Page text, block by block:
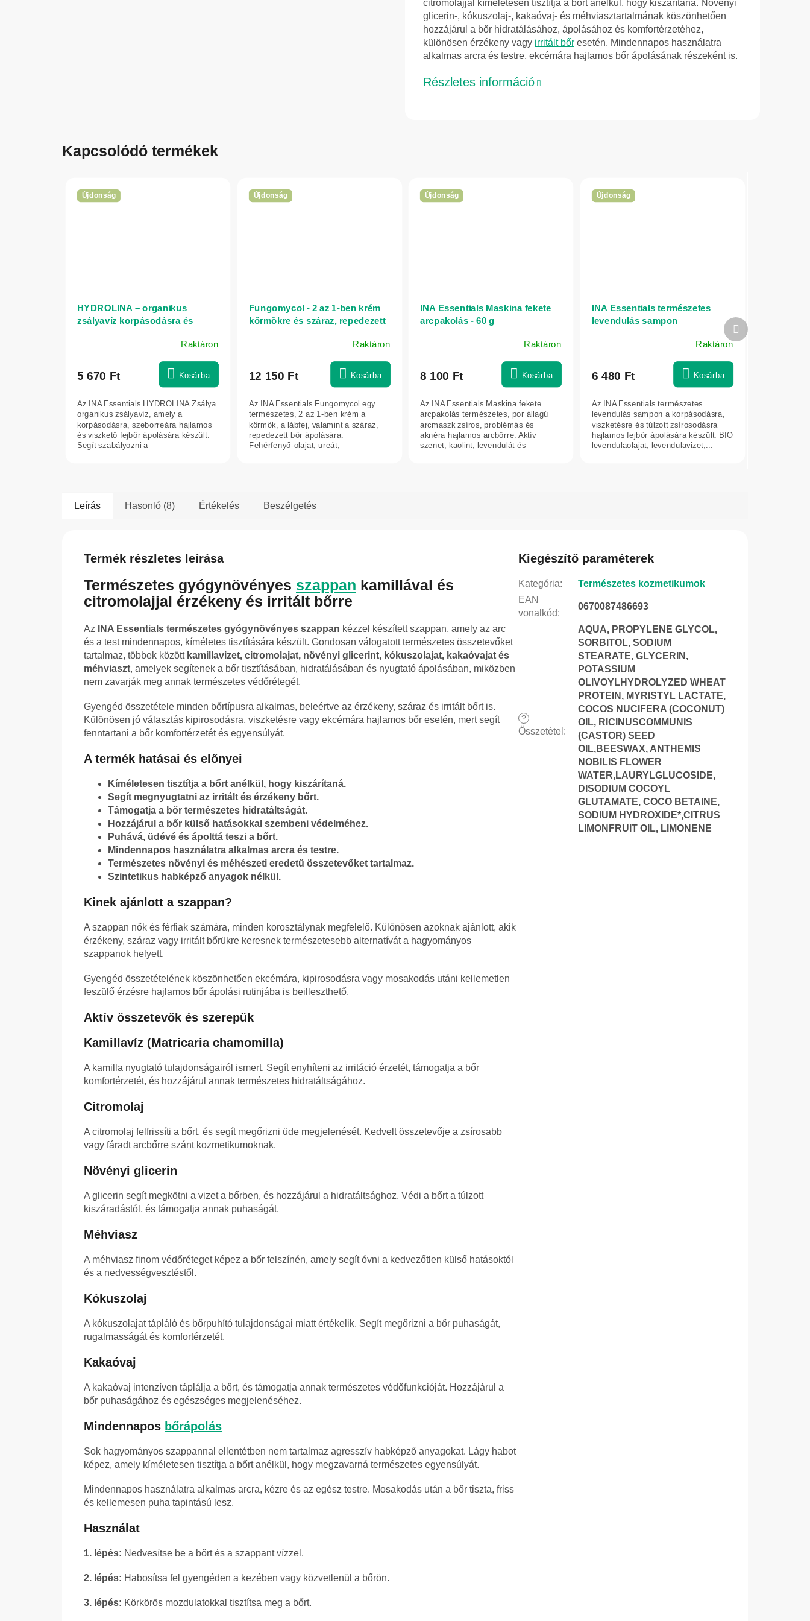
citromolajjal kíméletesen tisztítja a bőrt anélkül, hogy kiszárítaná. Növényi
glicerin-, kókuszolaj-, kakaóvaj- és méhviasztartalmának köszönhetően
hozzájárul a bőr hidratálásához, ápolásához és komfortérzetéhez,
különösen érzékeny vagy irritált bőr esetén. Mindennapos használatra
alkalmas arcra és testre, ekcémára hajlamos bőr ápolásának részeként is.
Részletes információ
Kapcsolódó termékek
Újdonság
HYDROLINA – organikus
zsályavíz korpásodásra és
Raktáron
5 670 Ft Kosárba
Az INA Essentials HYDROLINA Zsálya
organikus zsályavíz, amely a
korpásodásra, szeborreára hajlamos
és viszkető fejbőr ápolására készült.
Segít szabályozni a
Újdonság
Fungomycol - 2 az 1-ben krém
körmökre és száraz, repedezett
Raktáron
12 150 Ft Kosárba
Az INA Essentials Fungomycol egy
természetes, 2 az 1-ben krém a
körmök, a lábfej, valamint a száraz,
repedezett bőr ápolására.
Fehérfenyő-olajat, ureát,
Újdonság
INA Essentials Maskina fekete
arcpakolás - 60 g
Raktáron
8 100 Ft Kosárba
Az INA Essentials Maskina fekete
arcpakolás természetes, por állagú
arcmaszk zsíros, problémás és
aknéra hajlamos arcbőrre. Aktív
szenet, kaolint, levendulát és
Újdonság
INA Essentials természetes
levendulás sampon
Raktáron
6 480 Ft Kosárba
Az INA Essentials természetes
levendulás sampon a korpásodásra,
viszketésre és túlzott zsírosodásra
hajlamos fejbőr ápolására készült. BIO
levendulaolajat, levendulavizet,...
Következő
termék
Leírás Hasonló (8) Értékelés Beszélgetés
Termék részletes leírása
Természetes gyógynövényes szappan kamillával és
citromolajjal érzékeny és irritált bőrre
Az INA Essentials természetes gyógynövényes szappan kézzel készített szappan, amely az arc
és a test mindennapos, kíméletes tisztítására készült. Gondosan válogatott természetes összetevőket
tartalmaz, többek között kamillavizet, citromolajat, növényi glicerint, kókuszolajat, kakaóvajat és
méhviaszt, amelyek segítenek a bőr tisztításában, hidratálásában és nyugtató ápolásában, miközben
nem zavarják meg annak természetes védőrétegét.
Gyengéd összetétele minden bőrtípusra alkalmas, beleértve az érzékeny, száraz és irritált bőrt is.
Különösen jó választás kipirosodásra, viszketésre vagy ekcémára hajlamos bőr esetén, mert segít
fenntartani a bőr komfortérzetét és egyensúlyát.
A termék hatásai és előnyei
Kíméletesen tisztítja a bőrt anélkül, hogy kiszárítaná.
Segít megnyugtatni az irritált és érzékeny bőrt.
Támogatja a bőr természetes hidratáltságát.
Hozzájárul a bőr külső hatásokkal szembeni védelméhez.
Puhává, üdévé és ápolttá teszi a bőrt.
Mindennapos használatra alkalmas arcra és testre.
Természetes növényi és méhészeti eredetű összetevőket tartalmaz.
Szintetikus habképző anyagok nélkül.
Kinek ajánlott a szappan?
A szappan nők és férfiak számára, minden korosztálynak megfelelő. Különösen azoknak ajánlott, akik
érzékeny, száraz vagy irritált bőrükre keresnek természetesebb alternatívát a hagyományos
szappanok helyett.
Gyengéd összetételének köszönhetően ekcémára, kipirosodásra vagy mosakodás utáni kellemetlen
feszülő érzésre hajlamos bőr ápolási rutinjába is beilleszthető.
Aktív összetevők és szerepük
Kamillavíz (Matricaria chamomilla)
A kamilla nyugtató tulajdonságairól ismert. Segít enyhíteni az irritáció érzetét, támogatja a bőr
komfortérzetét, és hozzájárul annak természetes hidratáltságához.
Citromolaj
A citromolaj felfrissíti a bőrt, és segít megőrizni üde megjelenését. Kedvelt összetevője a zsírosabb
vagy fáradt arcbőrre szánt kozmetikumoknak.
Növényi glicerin
A glicerin segít megkötni a vizet a bőrben, és hozzájárul a hidratáltsághoz. Védi a bőrt a túlzott
kiszáradástól, és támogatja annak puhaságát.
Méhviasz
A méhviasz finom védőréteget képez a bőr felszínén, amely segít óvni a kedvezőtlen külső hatásoktól
és a nedvességvesztéstől.
Kókuszolaj
A kókuszolajat tápláló és bőrpuhító tulajdonságai miatt értékelik. Segít megőrizni a bőr puhaságát,
rugalmasságát és komfortérzetét.
Kakaóvaj
A kakaóvaj intenzíven táplálja a bőrt, és támogatja annak természetes védőfunkcióját. Hozzájárul a
bőr puhaságához és egészséges megjelenéséhez.
Mindennapos bőrápolás
Sok hagyományos szappannal ellentétben nem tartalmaz agresszív habképző anyagokat. Lágy habot
képez, amely kíméletesen tisztítja a bőrt anélkül, hogy megzavarná természetes egyensúlyát.
Mindennapos használatra alkalmas arcra, kézre és az egész testre. Mosakodás után a bőr tiszta, friss
és kellemesen puha tapintású lesz.
Használat
1. lépés: Nedvesítse be a bőrt és a szappant vízzel.
2. lépés: Habosítsa fel gyengéden a kezében vagy közvetlenül a bőrön.
3. lépés: Körkörös mozdulatokkal tisztítsa meg a bőrt.
Kiegészítő paraméterek
Kategória:
Természetes kozmetikumok
EAN
vonalkód:
0670087486693
?
Összetétel :
AQUA, PROPYLENE GLYCOL,
SORBITOL, SODIUM
STEARATE, GLYCERIN,
POTASSIUM
OLIVOYLHYDROLYZED WHEAT
PROTEIN, MYRISTYL LACTATE,
COCOS NUCIFERA (COCONUT)
OIL, RICINUSCOMMUNIS
(CASTOR) SEED
OIL,BEESWAX, ANTHEMIS
NOBILIS FLOWER
WATER,LAURYLGLUCOSIDE,
DISODIUM COCOYL
GLUTAMATE, COCO BETAINE,
SODIUM HYDROXIDE*,CITRUS
LIMONFRUIT OIL, LIMONENE